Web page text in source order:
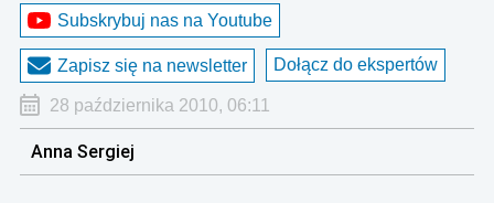
Subskrybuj nas na Youtube
Zapisz się na newsletter Dołącz do ekspertów
28 października 2010, 06:11
Anna Sergiej